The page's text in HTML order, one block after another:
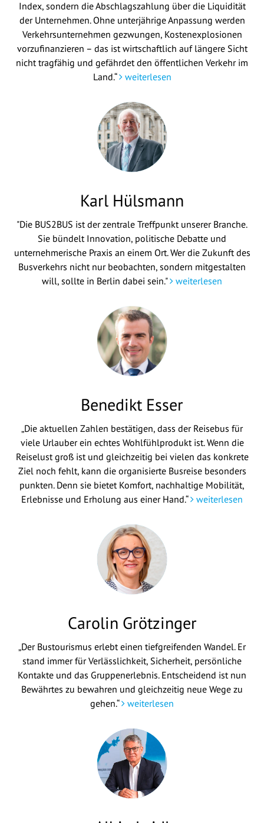
Index, sondern die Abschlagszahlung über die Liquidität
der Unternehmen. Ohne unterjährige Anpassung werden
Verkehrsunternehmen gezwungen, Kostenexplosionen
vorzufinanzieren – das ist wirtschaftlich auf längere Sicht
nicht tragfähig und gefährdet den öffentlichen Verkehr im
Land.“ weiterlesen
Karl Hülsmann
"Die BUS2BUS ist der zentrale Treffpunkt unserer Branche.
Sie bündelt Innovation, politische Debatte und
unternehmerische Praxis an einem Ort. Wer die Zukunft des
Busverkehrs nicht nur beobachten, sondern mitgestalten
will, sollte in Berlin dabei sein."
weiterlesen
Benedikt Esser
„Die aktuellen Zahlen bestätigen, dass der Reisebus für
viele Urlauber ein echtes Wohlfühlprodukt ist. Wenn die
Reiselust groß ist und gleichzeitig bei vielen das konkrete
Ziel noch fehlt, kann die organisierte Busreise besonders
punkten. Denn sie bietet Komfort, nachhaltige Mobilität,
Erlebnisse und Erholung aus einer Hand.“
weiterlesen
Carolin Grötzinger
„Der Bustourismus erlebt einen tiefgreifenden Wandel. Er
stand immer für Verlässlichkeit, Sicherheit, persönliche
Kontakte und das Gruppenerlebnis. Entscheidend ist nun
Bewährtes zu bewahren und gleichzeitig neue Wege zu
gehen.“
weiterlesen